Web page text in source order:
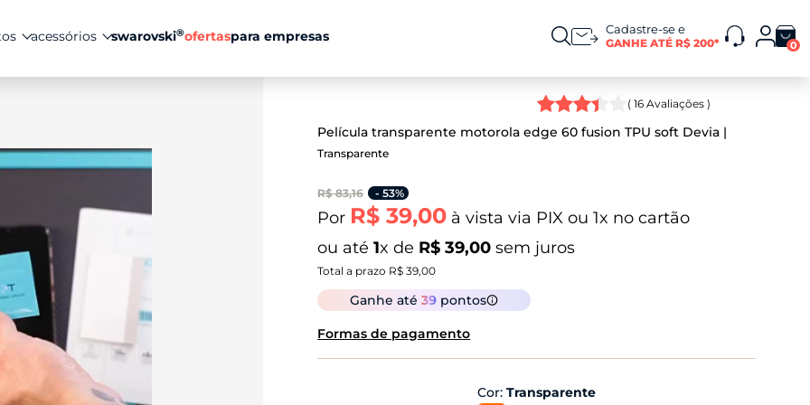
acessórios swarovski®ofertaspara empresas Cadastre-se e
GANHE ATÉ R$ 200* 0
( 16Avaliações )
Película transparente motorola edge 60 fusion TPU soft Devia
Transparente
R$ 83,16 - 53%
Por R$ 39,00 à vista via PIX ou 1x no cartão
ou até1x de R$ 39,00 sem juros
Total a prazo R$ 39,00
Ganhe até39 pontos
Formas de pagamento
Cor:Transparente